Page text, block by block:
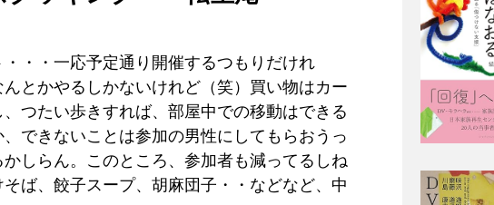
・・一応予定通り開催するつもりだけれ
とかやるしかないけれど（笑）買い物はカー
つたい歩きすれば、部屋中での移動はできる
できないことは参加の男性にしてもらおうっ
しらん。このところ、参加者も減ってるしね
ば、餃子スープ、胡麻団子・・などなど、中